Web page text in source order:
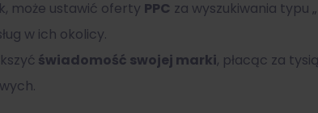
może ustawić oferty PPC za wyszukiwania typu
w ich okolicy.
świadomość swojej marki, płacąc za